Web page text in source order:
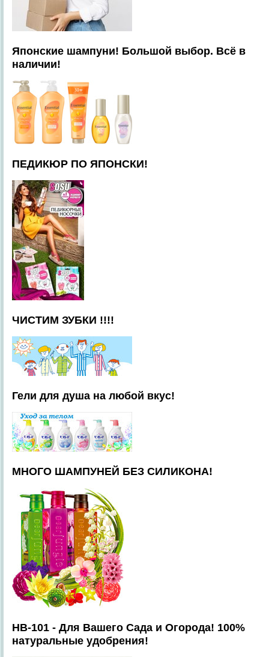
Японские шампуни! Большой выбор. Всё в
наличии!
ПЕДИКЮР ПО ЯПОНСКИ!
ЧИСТИМ ЗУБКИ !!!!
Гели для душа на любой вкус!
МНОГО ШАМПУНЕЙ БЕЗ СИЛИКОНА!
HB-101 - Для Вашего Сада и Огорода! 100%
натуральные удобрения!